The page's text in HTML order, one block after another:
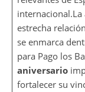
internacional.La
estrecha
se enmarca
para Pago los
aniversario
fortalecer su